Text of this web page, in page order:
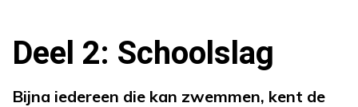
Deel 2: Schoolslag
Bijna iedereen die kan zwemmen, kent de